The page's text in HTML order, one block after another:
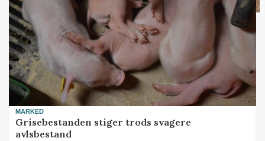
MARKED
Grisebestanden stiger trods svagere
avlsbestand